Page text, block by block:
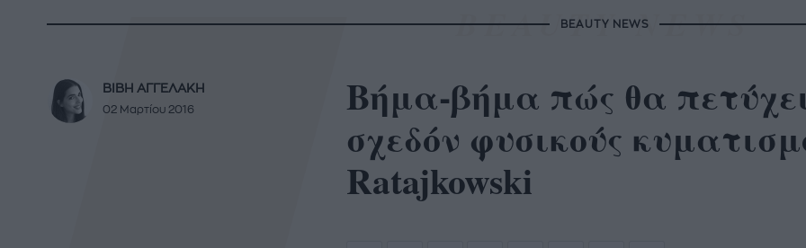
BEAUTY NEWS
Βήμα-βήμα πώς θα
σχεδόν φυσικούς
Ratajkowski
ΒΙΒΗ ΑΓΓΕΛΑΚΗ
02 Μαρτίου 2016